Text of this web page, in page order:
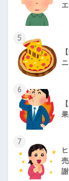
5
6
7